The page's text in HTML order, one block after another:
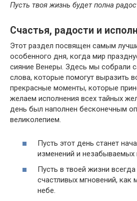
Пусть твоя жизнь будет полна
Счастья, радости и
Этот раздел посвящен самым
особенного дня, когда мир
сияние Венеры. Здесь мы собрали
слова, которые помогут выразить
прекрасные моменты, которые
желаем исполнения всех тайных
день был наполнен бесконечным
великолепием.
Пусть этот день станет
изменений и незабываемых
Пусть в твоей жизни
счастливых мгновений, как
небе.